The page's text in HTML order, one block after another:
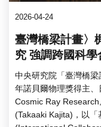
2026-04-24
臺灣橋梁計畫〉
究 強調跨國科
中央研究院「臺灣橋
年諾貝爾物理獎得主
Cosmic Ray
(Takaaki Kajita)，以